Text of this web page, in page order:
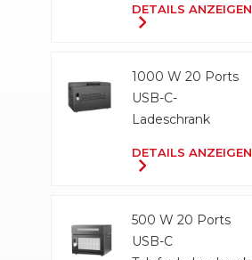
DETAILS ANZEIGEN
1000 W 20 Ports
USB-C-
Ladeschrank
DETAILS ANZEIGEN
500 W 20 Ports
USB-C